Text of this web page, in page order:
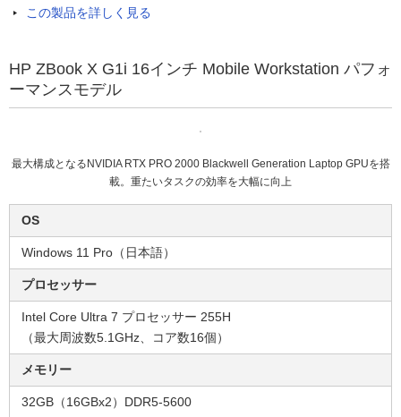
この製品を詳しく見る
HP ZBook X G1i 16インチ Mobile Workstation パフォ
ーマンスモデル
最大構成となるNVIDIA RTX PRO 2000 Blackwell Generation Laptop GPUを搭
載。重たいタスクの効率を大幅に向上
OS
Windows 11 Pro（日本語）
プロセッサー
Intel Core Ultra 7 プロセッサー 255H
（最大周波数5.1GHz、コア数16個）​
メモリー
32GB（16GBx2）DDR5-5600​